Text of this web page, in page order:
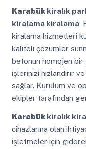
Karabükkiralık
kiralama kiralama
kiralama hizmetleri
kaliteli çözümler
betonun homojen bir
işlerinizi hızlandırır
sağlar. Kurulum ve
ekipler tarafından
Karabükkiralık
cihazlarına olan
işletmeler için